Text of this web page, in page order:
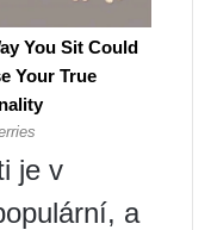
je v
a